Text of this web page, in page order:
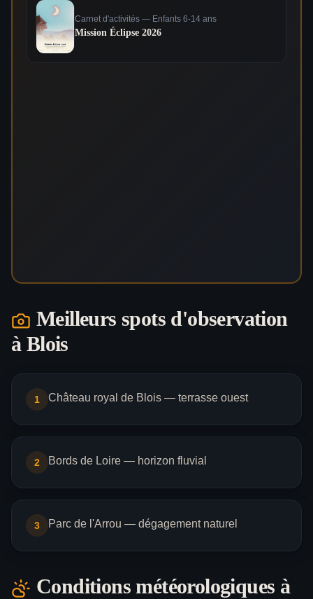
Carnet d'activités — Enfants 6-14 ans
Mission Éclipse 2026
Meilleurs spots d'observation
à Blois
1 Château royal de Blois — terrasse ouest
2 Bords de Loire — horizon fluvial
3 Parc de l'Arrou — dégagement naturel
Conditions météorologiques à